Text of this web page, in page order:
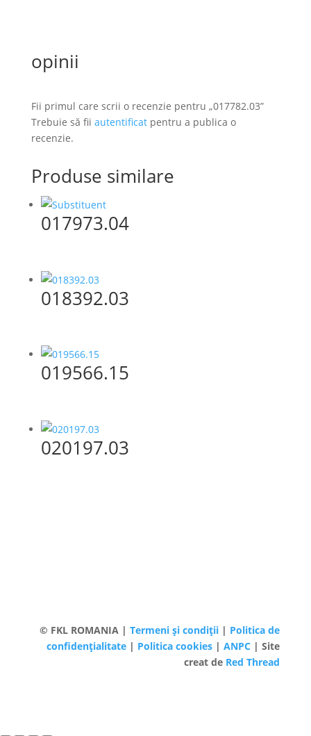
opinii
Fii primul care scrii o recenzie pentru „017782.03”
Trebuie să fii autentificatpentru a publica o
recenzie.
Produse similare
017973.04
018392.03
019566.15
020197.03
© FKL ROMANIA |Termeni și condiții | Politica de
confidențialitate | Politica cookies |ANPC | Site
creat de Red Thread